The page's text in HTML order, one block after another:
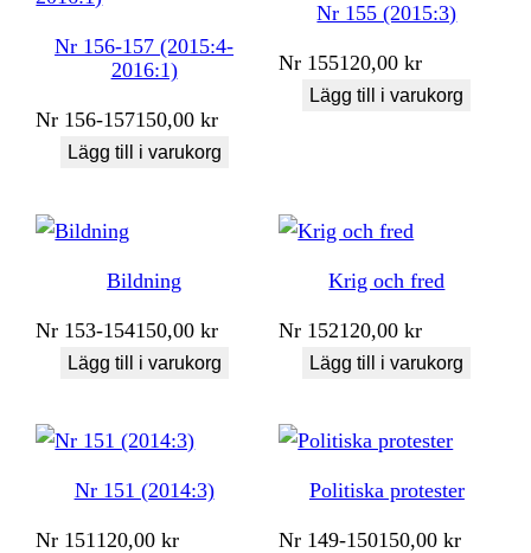
Nr 156-157 (2015:4-
2016:1)
Nr 156-157150,00kr
Lägg till i varukorg
Nr 155 (2015:3)
Nr 155120,00kr
Lägg till i varukorg
Bildning
Nr 153-154150,00kr
Lägg till i varukorg
Krig och fred
Nr 152120,00kr
Lägg till i varukorg
Nr 151 (2014:3)
Nr 151120,00kr
Politiska protester
Nr 149-150150,00kr